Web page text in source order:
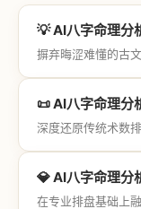
💡 AI八字命理分
📜 AI八字命理分
💎 AI八字命理分